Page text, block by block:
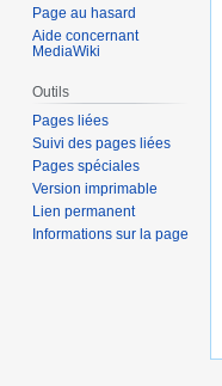
Page au hasard
Aide concernant
MediaWiki
Outils
Pages liées
Suivi des pages liées
Pages spéciales
Version imprimable
Lien permanent
Informations sur la page